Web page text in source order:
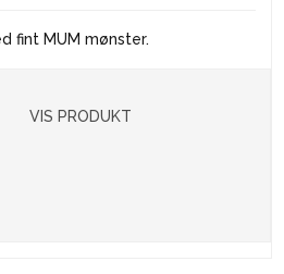
fint MUM mønster.
VIS PRODUKT